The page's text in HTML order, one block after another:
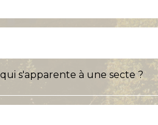
s'apparente à une secte ?